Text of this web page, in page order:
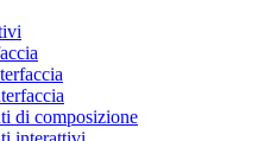
di composizione